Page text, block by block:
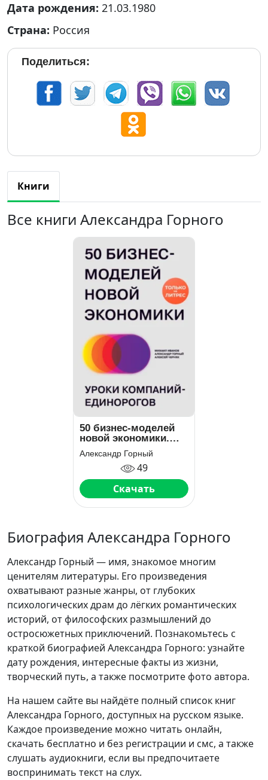
Дата рождения: 21.03.1980
Страна: Россия
Поделиться:
Книги
Все книги Александра Горного
50 бизнес-моделей
новой экономики.
Уроки компаний-
единорогов
Александр Горный
49
Скачать
Биография Александра Горного
Александр Горный — имя, знакомое многим
ценителям литературы. Его произведения
охватывают разные жанры, от глубоких
психологических драм до лёгких романтических
историй, от философских размышлений до
остросюжетных приключений. Познакомьтесь с
краткой биографией Александра Горного: узнайте
дату рождения, интересные факты из жизни,
творческий путь, а также посмотрите фото автора.
На нашем сайте вы найдёте полный список книг
Александра Горного, доступных на русском языке.
Каждое произведение можно читать онлайн,
скачать бесплатно и без регистрации и смс, а также
слушать аудиокниги, если вы предпочитаете
воспринимать текст на слух.